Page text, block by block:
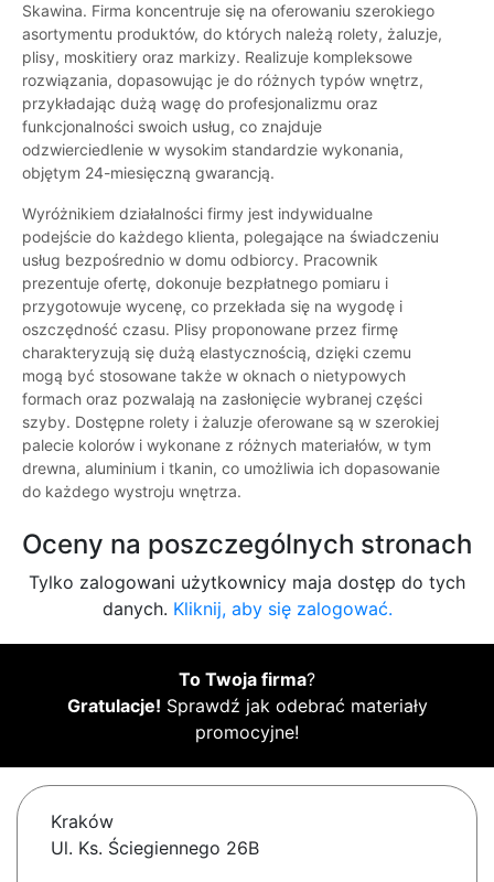
Skawina. Firma koncentruje się na oferowaniu szerokiego
asortymentu produktów, do których należą rolety, żaluzje,
plisy, moskitiery oraz markizy. Realizuje kompleksowe
rozwiązania, dopasowując je do różnych typów wnętrz,
przykładając dużą wagę do profesjonalizmu oraz
funkcjonalności swoich usług, co znajduje
odzwierciedlenie w wysokim standardzie wykonania,
objętym 24-miesięczną gwarancją.
Wyróżnikiem działalności firmy jest indywidualne
podejście do każdego klienta, polegające na świadczeniu
usług bezpośrednio w domu odbiorcy. Pracownik
prezentuje ofertę, dokonuje bezpłatnego pomiaru i
przygotowuje wycenę, co przekłada się na wygodę i
oszczędność czasu. Plisy proponowane przez firmę
charakteryzują się dużą elastycznością, dzięki czemu
mogą być stosowane także w oknach o nietypowych
formach oraz pozwalają na zasłonięcie wybranej części
szyby. Dostępne rolety i żaluzje oferowane są w szerokiej
palecie kolorów i wykonane z różnych materiałów, w tym
drewna, aluminium i tkanin, co umożliwia ich dopasowanie
do każdego wystroju wnętrza.
Oceny na poszczególnych stronach
Tylko zalogowani użytkownicy maja dostęp do tych
danych. Kliknij, aby się zalogować.
To Twoja firma?
Gratulacje! Sprawdź jak odebrać materiały
promocyjne!
Kraków
Ul. Ks. Ściegiennego 26B